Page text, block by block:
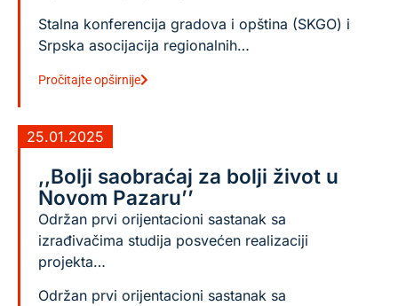
Stalna konferencija gradova i opština (SKGO) i
Srpska asocijacija regionalnih…
Pročitajte opširnije
25.01.2025
,,Bolji saobraćaj za bolji život u
Novom Pazaru’’
Održan prvi orijentacioni sastanak sa
izrađivačima studija posvećen realizaciji
projekta…
Održan prvi orijentacioni sastanak sa